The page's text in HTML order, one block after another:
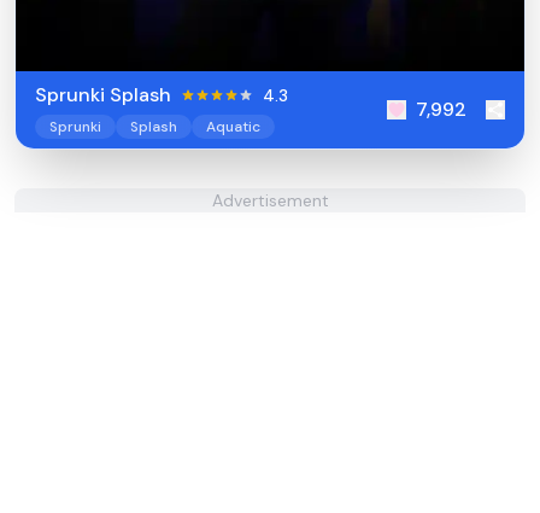
Sprunki Splash 4.3
Sprunki Splash Aquatic
7,992
Advertisement